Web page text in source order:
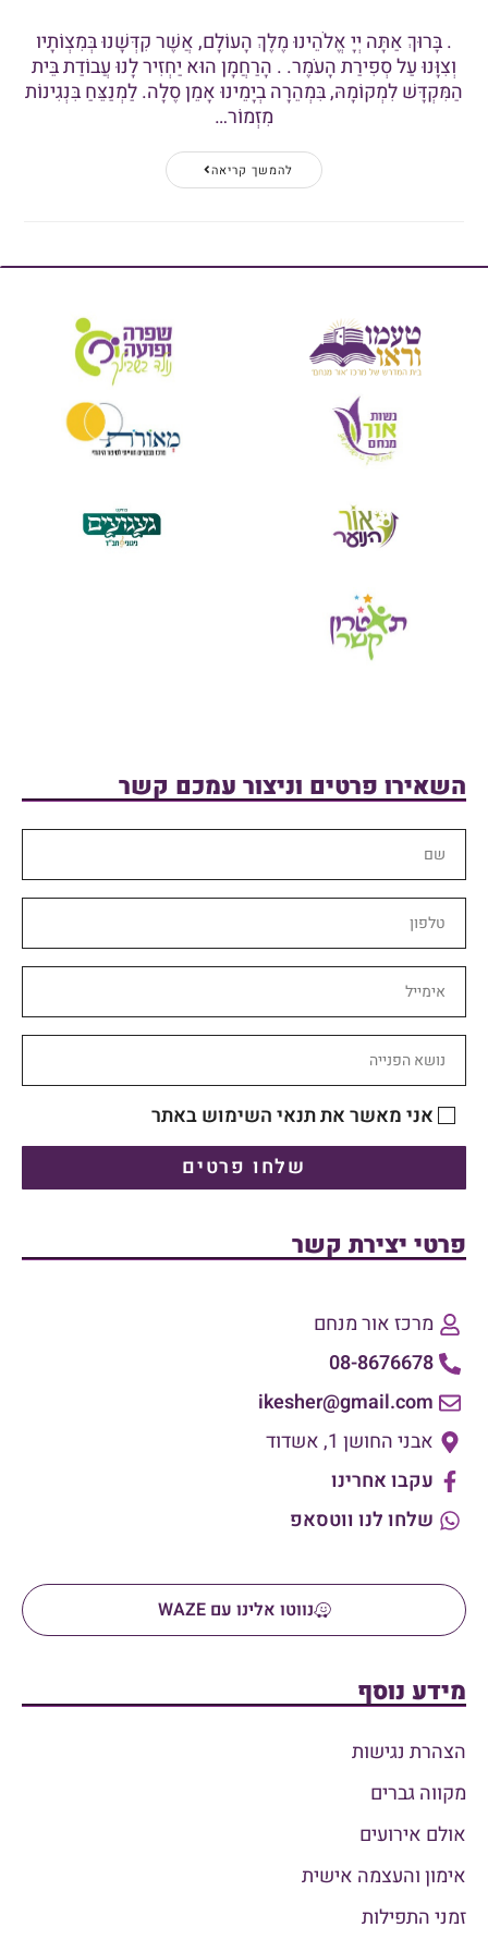
. בָּרוּךְ אַתָּה יְיָ אֱלֹהֵינוּ מֶלֶךְ הָעוֹלָם, אֲשֶׁר קִדְּשָׁנוּ בְּמִצְוֹתָיו
וְצִוָּנוּ עַל סְפִירַת הָעֹמֶר. . הָרַחֲמָן הוּא יַחְזִיר לָנוּ עֲבוֹדַת בֵּית
הַמִּקְדָּשׁ לִמְקוֹמָהּ, בִּמְהֵרָה בְיָמֵינוּ אָמֵן סֶלָה. לַמְנַצֵּחַ בִּנְגִינוֹת
מִזְמוֹר…
להמשך קריאה
השאירו פרטים וניצור עמכם קשר
אני מאשר את תנאי השימוש באתר
שלחו פרטים
פרטי יצירת קשר
מרכז אור מנחם
08-8676678
ikesher@gmail.com
אבני החושן 1, אשדוד
עקבו אחרינו
שלחו לנו ווטסאפ
נווטו אלינו עם WAZE
מידע נוסף
הצהרת נגישות
מקווה גברים
אולם אירועים
אימון והעצמה אישית
זמני התפילות